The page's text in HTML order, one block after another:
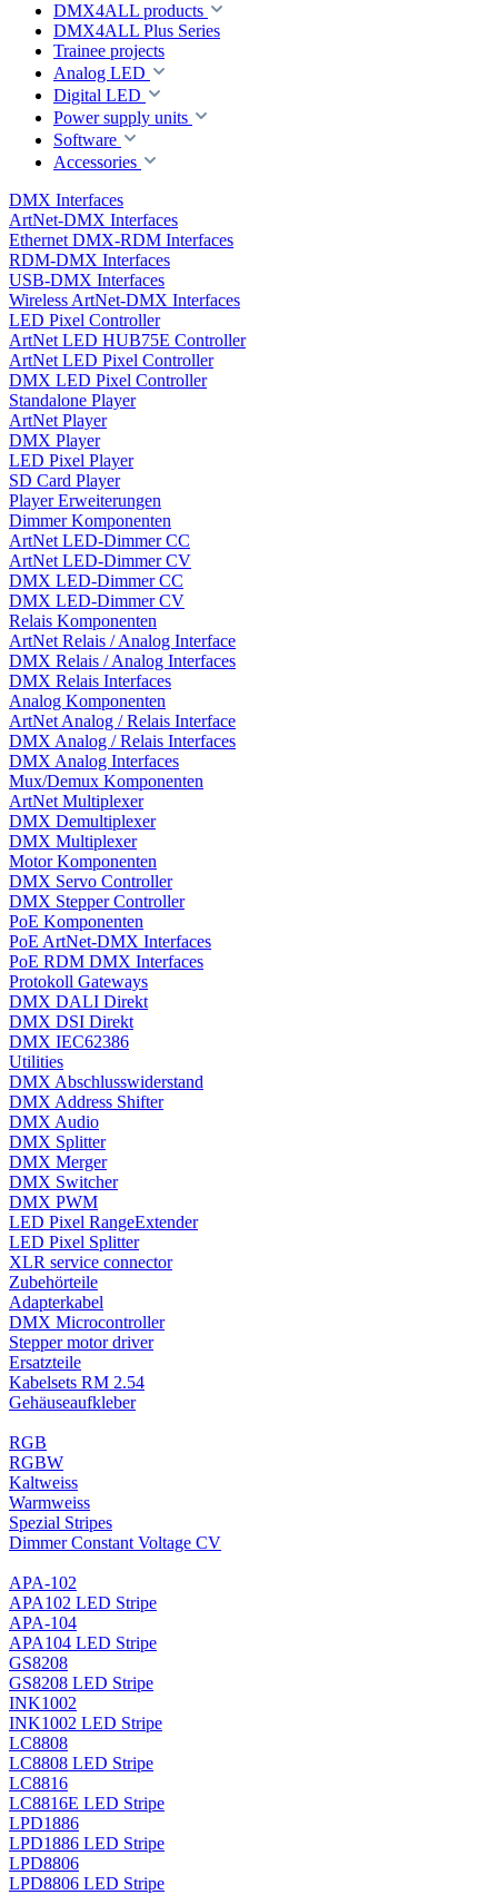
DMX4ALL products
DMX4ALL Plus Series
Trainee projects
Analog LED
Digital LED
Power supply units
Software
Accessories
DMX Interfaces
ArtNet-DMX Interfaces
Ethernet DMX-RDM Interfaces
RDM-DMX Interfaces
USB-DMX Interfaces
Wireless ArtNet-DMX Interfaces
LED Pixel Controller
ArtNet LED HUB75E Controller
ArtNet LED Pixel Controller
DMX LED Pixel Controller
Standalone Player
ArtNet Player
DMX Player
LED Pixel Player
SD Card Player
Player Erweiterungen
Dimmer Komponenten
ArtNet LED-Dimmer CC
ArtNet LED-Dimmer CV
DMX LED-Dimmer CC
DMX LED-Dimmer CV
Relais Komponenten
ArtNet Relais / Analog Interface
DMX Relais / Analog Interfaces
DMX Relais Interfaces
Analog Komponenten
ArtNet Analog / Relais Interface
DMX Analog / Relais Interfaces
DMX Analog Interfaces
Mux/Demux Komponenten
ArtNet Multiplexer
DMX Demultiplexer
DMX Multiplexer
Motor Komponenten
DMX Servo Controller
DMX Stepper Controller
PoE Komponenten
PoE ArtNet-DMX Interfaces
PoE RDM DMX Interfaces
Protokoll Gateways
DMX DALI Direkt
DMX DSI Direkt
DMX IEC62386
Utilities
DMX Abschlusswiderstand
DMX Address Shifter
DMX Audio
DMX Splitter
DMX Merger
DMX Switcher
DMX PWM
LED Pixel RangeExtender
LED Pixel Splitter
XLR service connector
Zubehörteile
Adapterkabel
DMX Microcontroller
Stepper motor driver
Ersatzteile
Kabelsets RM 2.54
Gehäuseaufkleber
RGB
RGBW
Kaltweiss
Warmweiss
Spezial Stripes
Dimmer Constant Voltage CV
APA-102
APA102 LED Stripe
APA-104
APA104 LED Stripe
GS8208
GS8208 LED Stripe
INK1002
INK1002 LED Stripe
LC8808
LC8808 LED Stripe
LC8816
LC8816E LED Stripe
LPD1886
LPD1886 LED Stripe
LPD8806
LPD8806 LED Stripe